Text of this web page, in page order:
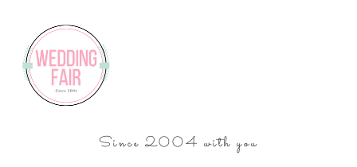
Since 2004 with you